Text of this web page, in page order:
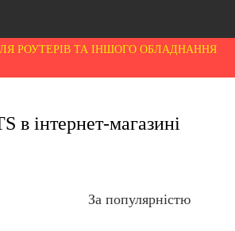
РОУТЕРІВ ТА ІНШОГО ОБЛАДНАННЯ
в інтернет-магазині
За популярністю